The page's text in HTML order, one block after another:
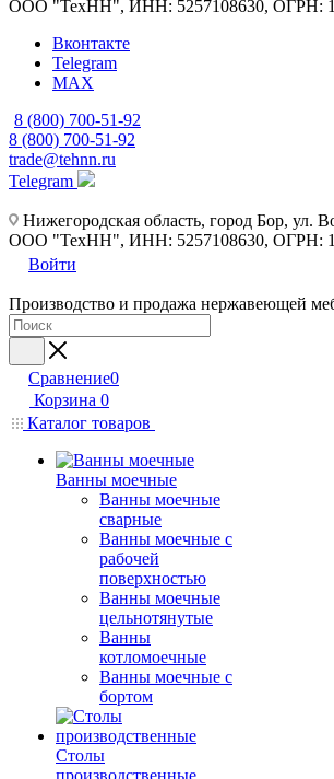
ООО "ТехНН", ИНН: 5257108630, ОГРН:
Вконтакте
Telegram
MAX
8 (800) 700-51-92
8 (800) 700-51-92
trade@tehnn.ru
Telegram
Нижегородская область, город Бор, ул.
ООО "ТехНН", ИНН: 5257108630, ОГРН:
Войти
Производство и продажа нержавеющей
Сравнение0
Корзина 0
Каталог товаров
Ванны моечные
Ванны моечные
сварные
Ванны моечные с
рабочей
поверхностью
Ванны моечные
цельнотянутые
Ванны
котломоечные
Ванны моечные с
бортом
Столы
производственные